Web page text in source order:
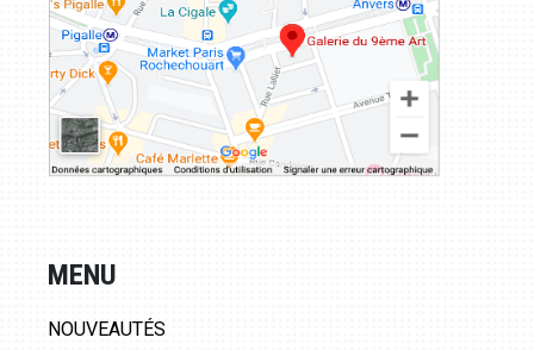
MENU
NOUVEAUTÉS